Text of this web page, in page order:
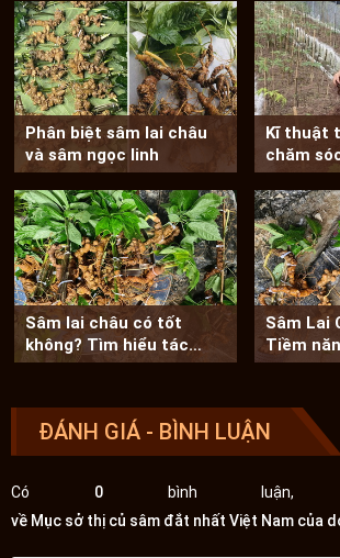
Phân biệt sâm lai châu
và sâm ngọc linh
Kĩ thuật
chăm
châu
Sâm lai châu có tốt
không? Tìm hiểu tác
dụng của sâm lai...
Sâm Lai
Tiềm
của cây
ĐÁNH GIÁ - BÌNH LUẬN
Có 0bình luận,
về Mục sở thị củ sâm đắt nhất Việt Nam của